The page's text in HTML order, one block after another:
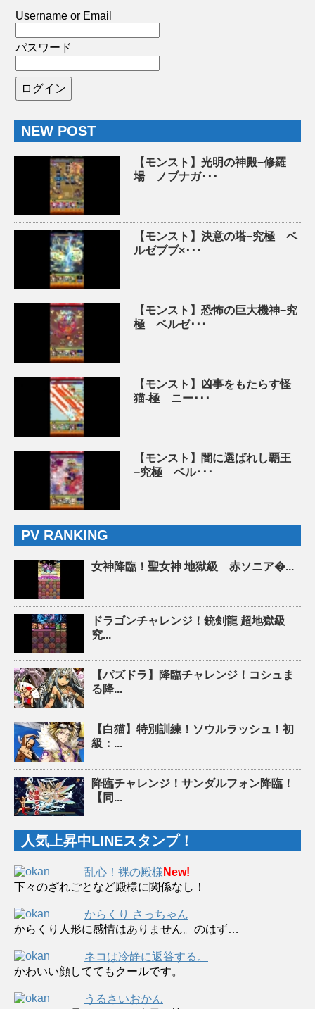
Username or Email
パスワード
NEW POST
【モンスト】光明の神殿−修羅
場 ノブナガ･･･
【モンスト】決意の塔−究極 ベ
ルゼブブ×･･･
【モンスト】恐怖の巨大機神−究
極 ベルゼ･･･
【モンスト】凶事をもたらす怪
猫-極 ニー･･･
【モンスト】闇に選ばれし覇王
−究極 ベル･･･
PV RANKING
女神降臨！聖女神 地獄級 赤ソニア�...
ドラゴンチャレンジ！銃剣龍 超地獄級
究...
【パズドラ】降臨チャレンジ！コシュま
る降...
【白猫】特別訓練！ソウルラッシュ！初
級：...
降臨チャレンジ！サンダルフォン降臨！
【同...
人気上昇中LINEスタンプ！
乱心！裸の殿様 New!
下々のざれごとなど殿様に関係なし！
からくり さっちゃん
からくり人形に感情はありません。のはず…
ネコは冷静に返答する。
かわいい顔しててもクールです。
うるさいおかん